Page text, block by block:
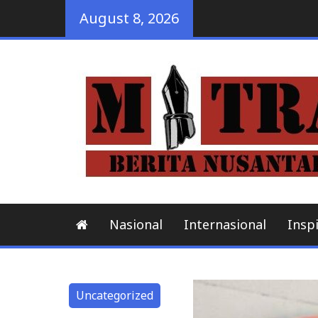
August 8, 2026
Nasional Internasional
Uncategorized